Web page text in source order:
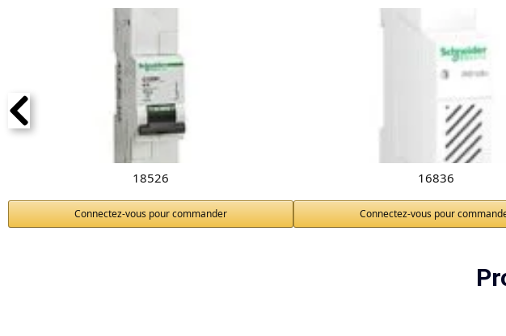
18526
Connectez-vous pour commander
16836
Connectez-vous pour